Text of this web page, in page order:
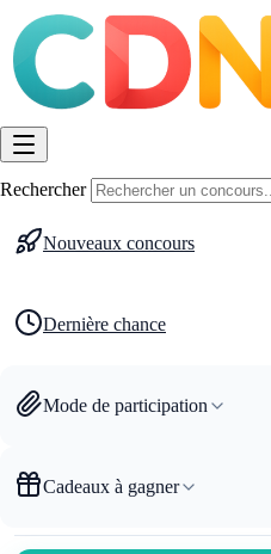
Rechercher
Nouveaux concours
Dernière chance
Mode de participation
Cadeaux à gagner